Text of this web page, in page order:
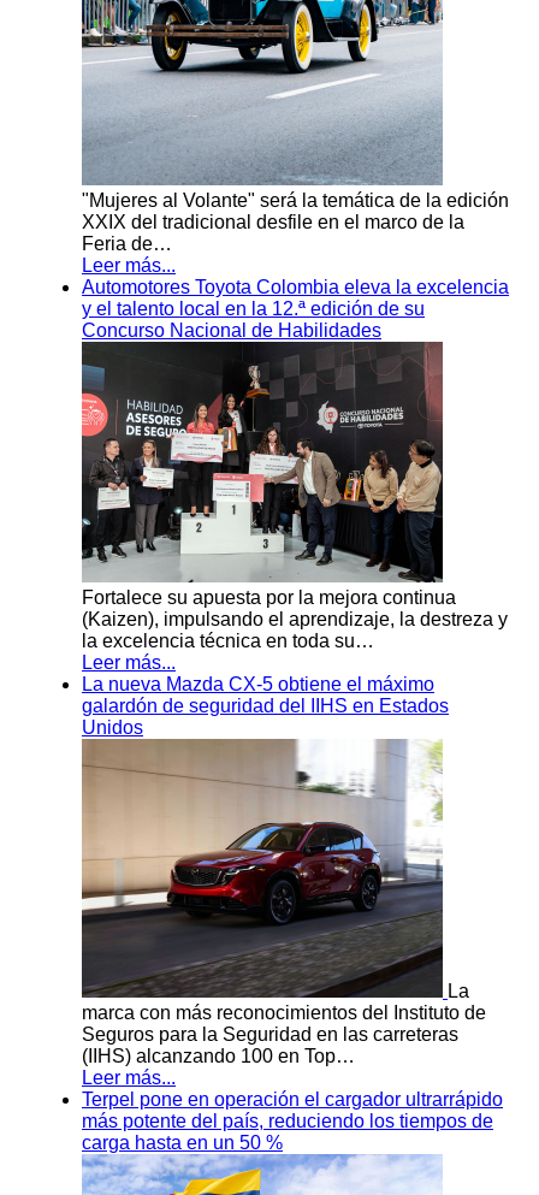
"Mujeres al Volante" será la temática de la edición
XXIX del tradicional desfile en el marco de la
Feria de…
Leer más...
Automotores Toyota Colombia eleva la excelencia
y el talento local en la 12.ª edición de su
Concurso Nacional de Habilidades
Fortalece su apuesta por la mejora continua
(Kaizen), impulsando el aprendizaje, la destreza y
la excelencia técnica en toda su…
Leer más...
La nueva Mazda CX-5 obtiene el máximo
galardón de seguridad del IIHS en Estados
Unidos
La
marca con más reconocimientos del Instituto de
Seguros para la Seguridad en las carreteras
(IIHS) alcanzando 100 en Top…
Leer más...
Terpel pone en operación el cargador ultrarrápido
más potente del país, reduciendo los tiempos de
carga hasta en un 50 %